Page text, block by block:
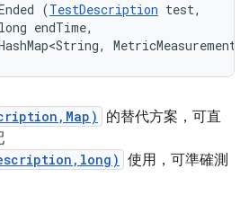
(TestDescription test,
endTime,
的替代方案，可直
使用，可準確測